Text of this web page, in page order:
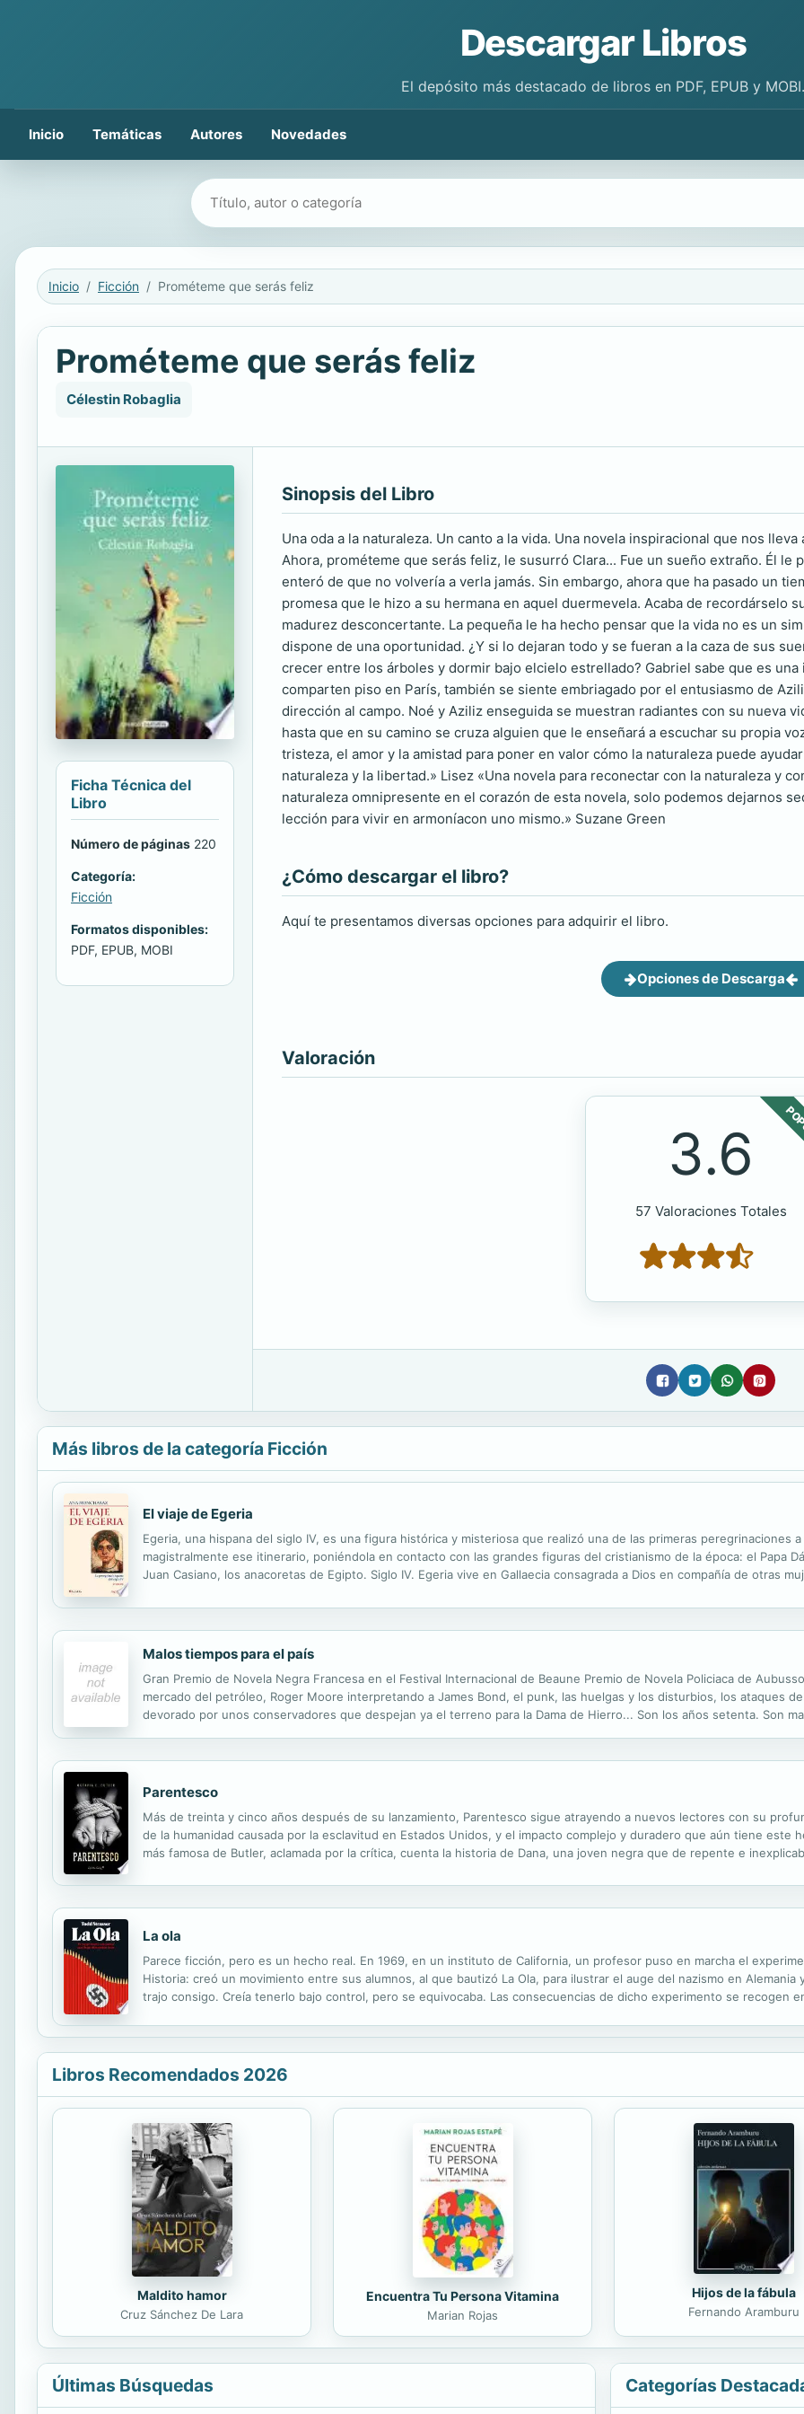
Descargar Libros
El depósito más destacado de libros en PDF, EPUB y MOBI.
Inicio Temáticas Autores Novedades
Buscar libros
Inicio Ficción Prométeme que serás feliz
Prométeme que serás feliz
Célestin Robaglia
Ficha Técnica del
Libro
Número de páginas 220
Categoría:
Ficción
Formatos disponibles:
PDF, EPUB, MOBI
Sinopsis del Libro
Una oda a la naturaleza. Un canto a la vida. Una novela inspiracional que nos
Ahora, prométeme que serás feliz, le susurró Clara... Fue un sueño extraño. Él le
enteró de que no volvería a verla jamás. Sin embargo, ahora que ha pasado un
promesa que le hizo a su hermana en aquel duermevela. Acaba de recordárselo
madurez desconcertante. La pequeña le ha hecho pensar que la vida no es un
dispone de una oportunidad. ¿Y si lo dejaran todo y se fueran a la caza de sus
crecer entre los árboles y dormir bajo elcielo estrellado? Gabriel sabe que es
comparten piso en París, también se siente embriagado por el entusiasmo de
dirección al campo. Noé y Aziliz enseguida se muestran radiantes con su nueva
hasta que en su camino se cruza alguien que le enseñará a escuchar su propia
tristeza, el amor y la amistad para poner en valor cómo la naturaleza puede
naturaleza y la libertad.» Lisez «Una novela para reconectar con la naturaleza y
naturaleza omnipresente en el corazón de esta novela, solo podemos dejarnos
lección para vivir en armoníacon uno mismo.» Suzane Green
¿Cómo descargar el libro?
Aquí te presentamos diversas opciones para adquirir el libro.
Opciones de Descarga
Valoración
3.6
57 Valoraciones Totales
Más libros de la categoría Ficción
El viaje de Egeria
Egeria, una hispana del siglo IV, es una figura histórica y misteriosa que realizó una de las primeras peregrinaciones
magistralmente ese itinerario, poniéndola en contacto con las grandes figuras del cristianismo de la época: el Papa
Juan Casiano, los anacoretas de Egipto. Siglo IV. Egeria vive en Gallaecia consagrada a Dios en compañía de otras
Malos tiempos para el país
Gran Premio de Novela Negra Francesa en el Festival Internacional de Beaune Premio de Novela Policiaca de
mercado del petróleo, Roger Moore interpretando a James Bond, el punk, las huelgas y los disturbios, los ataques
devorado por unos conservadores que despejan ya el terreno para la Dama de Hierro... Son los años setenta. Son
Parentesco
Más de treinta y cinco años después de su lanzamiento, Parentesco sigue atrayendo a nuevos lectores con su
de la humanidad causada por la esclavitud en Estados Unidos, y el impacto complejo y duradero que aún tiene este
más famosa de Butler, aclamada por la crítica, cuenta la historia de Dana, una joven negra que de repente e
La ola
Parece ficción, pero es un hecho real. En 1969, en un instituto de California, un profesor puso en marcha el
Historia: creó un movimiento entre sus alumnos, al que bautizó La Ola, para ilustrar el auge del nazismo en
trajo consigo. Creía tenerlo bajo control, pero se equivocaba. Las consecuencias de dicho experimento se recogen
Libros Recomendados 2026
Maldito hamor
Cruz Sánchez De Lara
Encuentra Tu Persona Vitamina
Marian Rojas
Hijos de la fábula
Fernando Aramburu
Últimas Búsquedas Categorías